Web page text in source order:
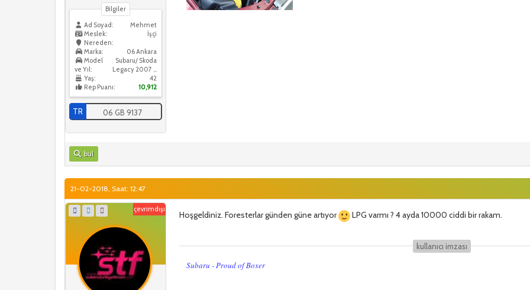
Bilgiler
Ad Soyad:
Mehmet
Meslek:
İşçi
Nereden:
06 Ankara
Marka:
Subaru/ Skoda
Model
ve Yıl:
Legacy 2007 / Skoda Octavia 2016
Yaş:
42
Rep Puanı:
10,912
TR 06 GB 9137
bul
21-02-2018, Saat: 12:47
çevrimdışı
Hoşgeldiniz. Foresterlar günden güne artıyor LPG varmı ? 4 ayda 10000 ciddi bir rakam.
kullanıcı i̇mzası
Subaru - Proud of Boxer